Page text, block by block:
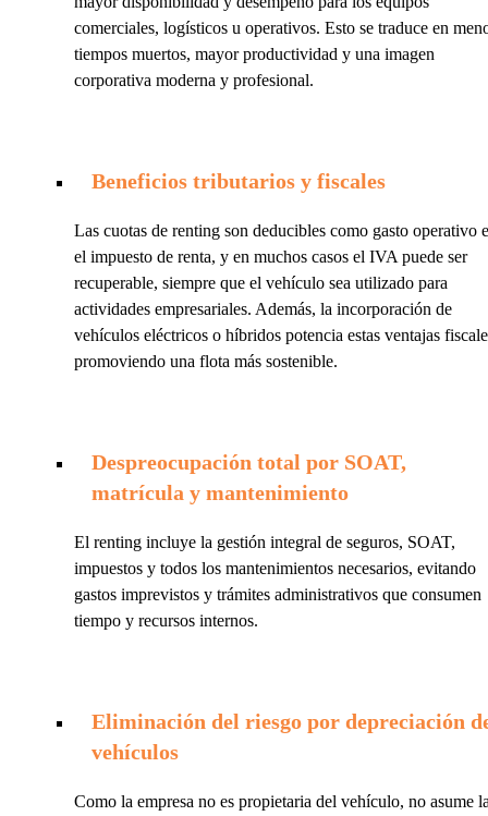
comerciales, logísticos u operativos. Esto se traduce en
tiempos muertos, mayor productividad y una imagen
corporativa moderna y profesional.
Beneficios tributarios y fiscales
Las cuotas de renting son deducibles como gasto operativo
el impuesto de renta, y en muchos casos el IVA puede ser
recuperable, siempre que el vehículo sea utilizado para
actividades empresariales. Además, la incorporación de
vehículos eléctricos o híbridos potencia estas ventajas
promoviendo una flota más sostenible.
Despreocupación total por SOAT,
matrícula y mantenimiento
El renting incluye la gestión integral de seguros, SOAT,
impuestos y todos los mantenimientos necesarios, evitando
gastos imprevistos y trámites administrativos que consumen
tiempo y recursos internos.
Eliminación del riesgo por depreciación
vehículos
Como la empresa no es propietaria del vehículo, no asume